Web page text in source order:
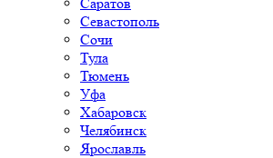
Севастополь
Сочи
Тула
Тюмень
Уфа
Хабаровск
Челябинск
Ярославль